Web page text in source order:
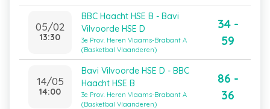
05/02
13:30
BBC Haacht HSE B - Bavi
Vilvoorde HSE D
3e Prov. Heren Vlaams-Brabant A
(Basketbal Vlaanderen)
34 -
59
14/05
14:00
Bavi Vilvoorde HSE D - BBC
Haacht HSE B
3e Prov. Heren Vlaams-Brabant A
(Basketbal Vlaanderen)
86 -
36